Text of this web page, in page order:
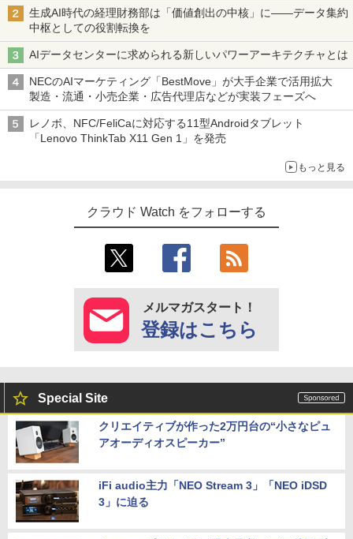
生成AI時代の経理財務部は「価値創出の中核」に――データ集約
中枢としての役割転換を
AIデータセンターに求められる新しいパワーアーキテクチャとは
NECのAIマーケティング「BestMove」が大手企業で活用拡大
製造・流通・小売企業・広告代理店などが実装フェーズへ
レノボ、NFC/FeliCaに対応する11型Androidタブレット
「Lenovo ThinkTab X11 Gen 1」を発売
もっと見る
クラウド Watch をフォローする
メルマガスタート！
登録はこちら
Special Site
クリエイティブが作った2万円台の“小さなピュ
アオーディオスピーカー”
iFi audio主力「NEO Stream 3」「NEO iDSD
3」に迫る